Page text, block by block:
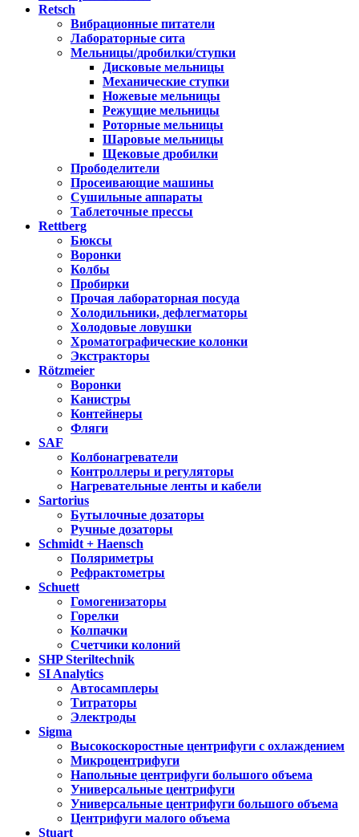
Retsch
Вибрационные питатели
Лабораторные сита
Мельницы/дробилки/ступки
Дисковые мельницы
Механические ступки
Ножевые мельницы
Режущие мельницы
Роторные мельницы
Шаровые мельницы
Щековые дробилки
Прободелители
Просеивающие машины
Сушильные аппараты
Таблеточные прессы
Rettberg
Бюксы
Воронки
Колбы
Пробирки
Прочая лабораторная посуда
Холодильники, дефлегматоры
Холодовые ловушки
Хроматографические колонки
Экстракторы
Rötzmeier
Воронки
Канистры
Контейнеры
Фляги
SAF
Колбонагреватели
Контроллеры и регуляторы
Нагревательные ленты и кабели
Sartorius
Бутылочные дозаторы
Ручные дозаторы
Schmidt + Haensch
Поляриметры
Рефрактометры
Schuett
Гомогенизаторы
Горелки
Колпачки
Счетчики колоний
SHP Steriltechnik
SI Analytics
Автосамплеры
Титраторы
Электроды
Sigma
Высокоскоростные центрифуги с охлаждением
Микроцентрифуги
Напольные центрифуги большого объема
Универсальные центрифуги
Универсальные центрифуги большого объема
Центрифуги малого объема
Stuart